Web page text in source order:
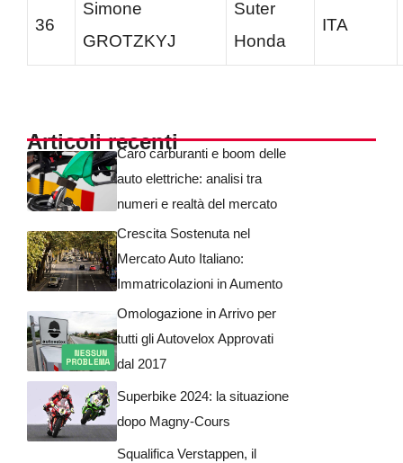
36
Simone
GROTZKYJ
Suter
Honda
ITA
Articoli recentiCaro carburanti e boom delle
auto elettriche: analisi tra
numeri e realtà del mercato
Crescita Sostenuta nel
Mercato Auto Italiano:
Immatricolazioni in Aumento
Omologazione in Arrivo per
tutti gli Autovelox Approvati
dal 2017
Superbike 2024: la situazione
dopo Magny-Cours
Squalifica Verstappen, il